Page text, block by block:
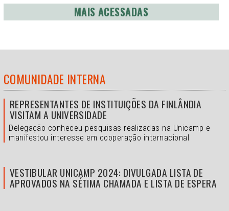
MAIS ACESSADAS
COMUNIDADE INTERNA
REPRESENTANTES DE INSTITUIÇÕES DA FINLÂNDIA
VISITAM A UNIVERSIDADE
Delegação conheceu pesquisas realizadas na Unicamp e
manifestou interesse em cooperação internacional
VESTIBULAR UNICAMP 2024: DIVULGADA LISTA DE
APROVADOS NA SÉTIMA CHAMADA E LISTA DE ESPERA